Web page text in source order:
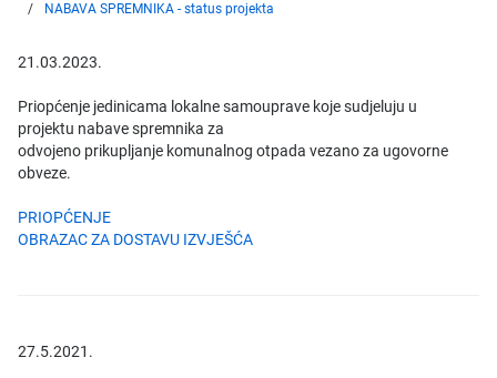
NABAVA SPREMNIKA - status projekta
21.03.2023.
Priopćenje jedinicama lokalne samouprave koje sudjeluju u
projektu nabave spremnika za
odvojeno prikupljanje komunalnog otpada vezano za ugovorne
obveze.
PRIOPĆENJE
OBRAZAC ZA DOSTAVU IZVJEŠĆA
27.5.2021.